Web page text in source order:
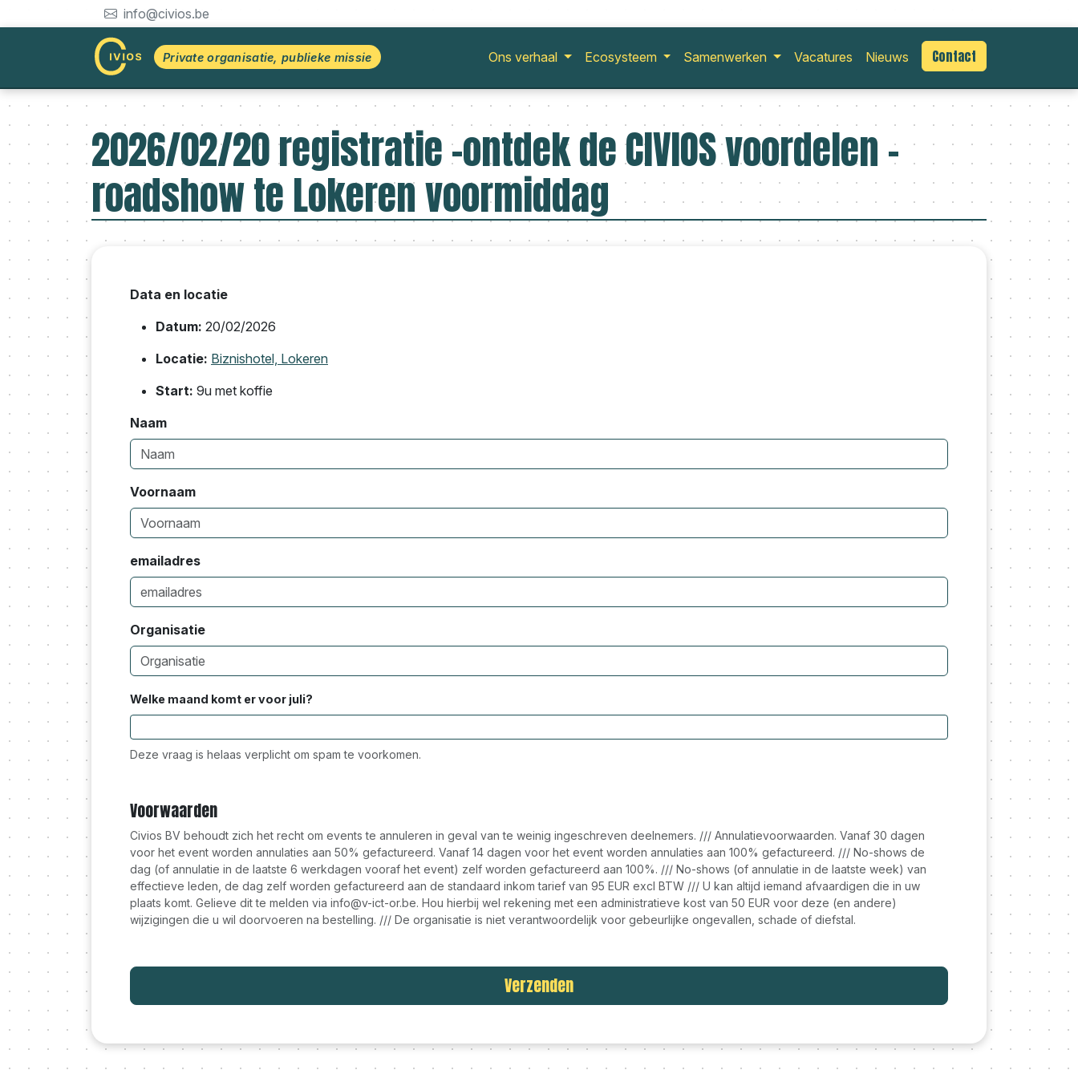
info@civios.be
Private organisatie, publieke missie Ons verhaal Ecosysteem Samenwerken Vacatures Nieuws Contact
2026/02/20 registratie -ontdek de CIVIOS voordelen -
roadshow te Lokeren voormiddag
Data en locatie
Datum: 20/02/2026
Locatie: Biznishotel, Lokeren
Start: 9u met koffie
Naam
Voornaam
emailadres
Organisatie
Welke maand komt er voor juli?
Deze vraag is helaas verplicht om spam te voorkomen.
Voorwaarden
Civios BV behoudt zich het recht om events te annuleren in geval van te weinig ingeschreven deelnemers. /// Annulatievoorwaarden. Vanaf 30 dagen
voor het event worden annulaties aan 50% gefactureerd. Vanaf 14 dagen voor het event worden annulaties aan 100% gefactureerd. /// No-shows de
dag (of annulatie in de laatste 6 werkdagen vooraf het event) zelf worden gefactureerd aan 100%. /// No-shows (of annulatie in de laatste week) van
effectieve leden, de dag zelf worden gefactureerd aan de standaard inkom tarief van 95 EUR excl BTW /// U kan altijd iemand afvaardigen die in uw
plaats komt. Gelieve dit te melden via info@v-ict-or.be. Hou hierbij wel rekening met een administratieve kost van 50 EUR voor deze (en andere)
wijzigingen die u wil doorvoeren na bestelling. /// De organisatie is niet verantwoordelijk voor gebeurlijke ongevallen, schade of diefstal.
Verzenden